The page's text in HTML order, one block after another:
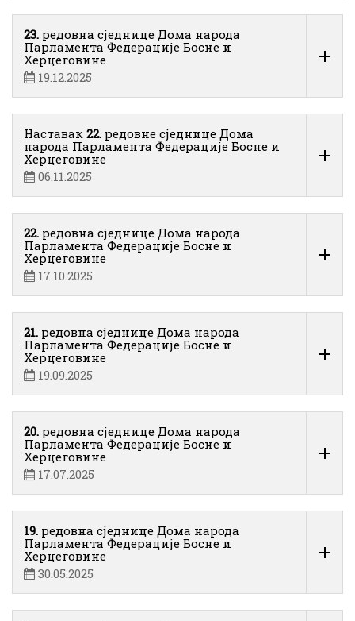
23. редовна сједнице Дома народа
Парламента Федерације Босне и
Херцеговине
19.12.2025
Наставак 22. редовне сједнице Дома
народа Парламента Федерације Босне и
Херцеговине
06.11.2025
22. редовна сједнице Дома народа
Парламента Федерације Босне и
Херцеговине
17.10.2025
21. редовна сједнице Дома народа
Парламента Федерације Босне и
Херцеговине
19.09.2025
20. редовна сједнице Дома народа
Парламента Федерације Босне и
Херцеговине
17.07.2025
19. редовна сједнице Дома народа
Парламента Федерације Босне и
Херцеговине
30.05.2025